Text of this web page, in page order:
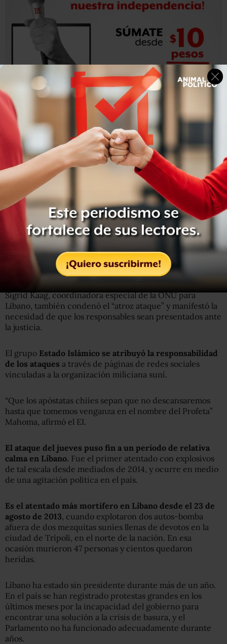
Un tercer presunto atacante fue encontrado muerto, sin
piernas pero con el chaleco cargado de explosivos
intacto, señaló el funcionario, quien solicitó no ser
identificado.
enfocaron sus ataques en civiles, feligreses,
personas desarmadas, mujeres y ancianos;sólo atacan a
personas inocentes”, dijo a la agencia AP, Press Bilal
Farhat, un funcionario de Jezbolá, quien calificó el hecho
como un “ataque terrorista, satánico”.
El primer ministro Tammam Salamcondenó el “cobarde
acto criminal” y exhortó a los libaneses a unirse.
Sigrid Kaag, coordinadora especial de la ONU para
Líbano, también condenó el “atroz ataque” y manifestó la
necesidad de que los responsables sean presentados ante
la justicia.
El grupo Estado Islámico se atribuyó la responsabilidad
de los ataques a través de páginas de redes sociales
vinculadas a la organización miliciana suní.
“Que los apóstatas chiíes sepan que no descansaremos
hasta que tomemos venganza en el nombre del Profeta”
Mahoma, afirmó el EI.
El ataque del jueves puso fin a un período de relativa
calma en Líbano. Fue el primer atentado con explosivos
de tal escala desde mediados de 2014, y ocurre en medio
de una agitación política en el país.
Es el atentado más mortífero en Líbano desde el 23 de
agosto de 2013 , cuando explotaron dos autos-bomba
afuera de dos mezquitas suníes llenas de devotos en la
ciudad de Trípoli, en el norte de la nación. En esa
ocasión murieron 47 personas y cientos quedaron
heridas.
Líbano ha estado sin presidente durante más de un año.
En el país se han registrado protestas grandes en los
últimos meses por la incapacidad del gobierno para
encontrar una solución a la crisis de basura, y el
Parlamento no ha funcionado adecuadamente durante
años.